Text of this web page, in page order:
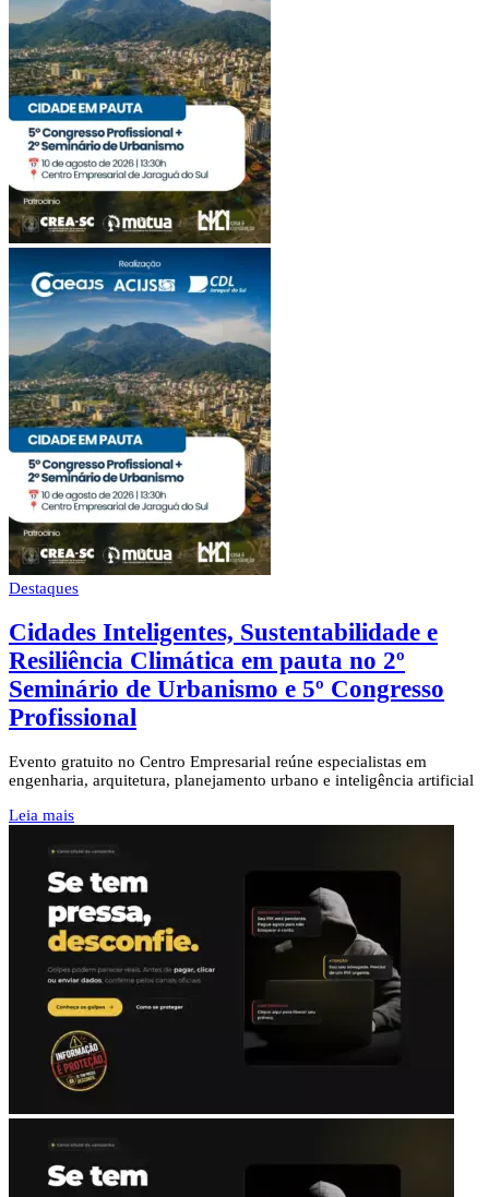
Destaques
Cidades Inteligentes, Sustentabilidade e
Resiliência Climática em pauta no 2º
Seminário de Urbanismo e 5º Congresso
Profissional
Evento gratuito no Centro Empresarial reúne especialistas em
engenharia, arquitetura, planejamento urbano e inteligência artificial
Leia mais